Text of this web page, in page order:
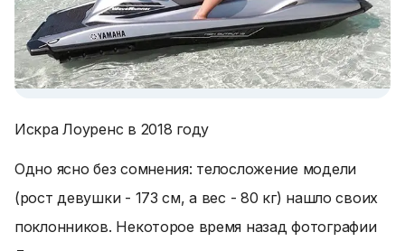
Искра Лоуренс в 2018 году
Одно ясно без сомнения: телосложение модели
(рост девушки - 173 см, а вес - 80 кг) нашло своих
поклонников. Некоторое время назад фотографии